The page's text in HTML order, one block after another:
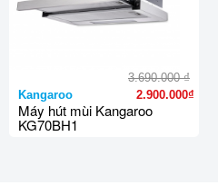
3.690.000₫
2.900.000₫
Kangaroo
Máy hút mùi Kangaroo
KG70BH1